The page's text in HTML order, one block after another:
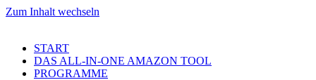
Zum Inhalt wechseln
START
DAS ALL-IN-ONE AMAZON TOOL
PROGRAMME